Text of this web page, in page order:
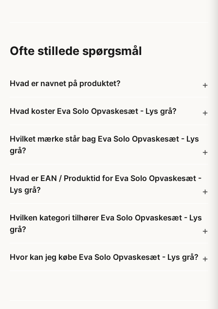
Ofte stillede spørgsmål
Hvad er navnet på produktet?
Hvad koster Eva Solo Opvaskesæt - Lys grå?
Hvilket mærke står bag Eva Solo Opvaskesæt - Lys
grå?
Hvad er EAN / Produktid for Eva Solo Opvaskesæt -
Lys grå?
Hvilken kategori tilhører Eva Solo Opvaskesæt - Lys
grå?
Hvor kan jeg købe Eva Solo Opvaskesæt - Lys grå?